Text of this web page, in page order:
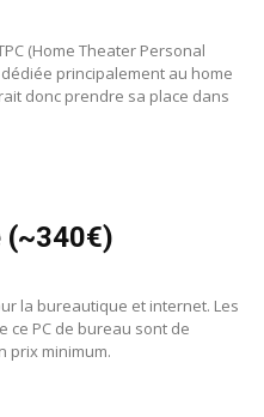
(Home Theater Personal
principalement au home
donc prendre sa place dans
(~340€)
la bureautique et internet. Les
ce PC de bureau sont de
prix minimum.